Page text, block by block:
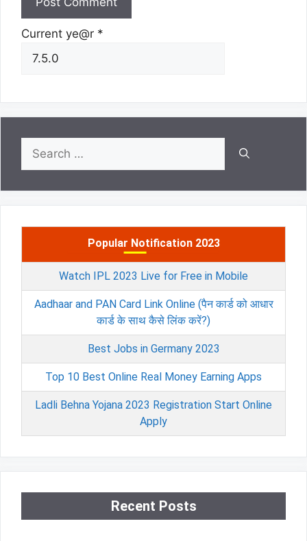
Current ye@r *
for:
Popular Notification 2023
Watch IPL 2023 Live for Free in Mobile
Aadhaar and PAN Card Link Online (पैन कार्ड को आधार
कार्ड के साथ कैसे लिंक करें?)
Best Jobs in Germany 2023
Top 10 Best Online Real Money Earning Apps
Ladli Behna Yojana 2023 Registration Start Online
Apply
Recent Posts